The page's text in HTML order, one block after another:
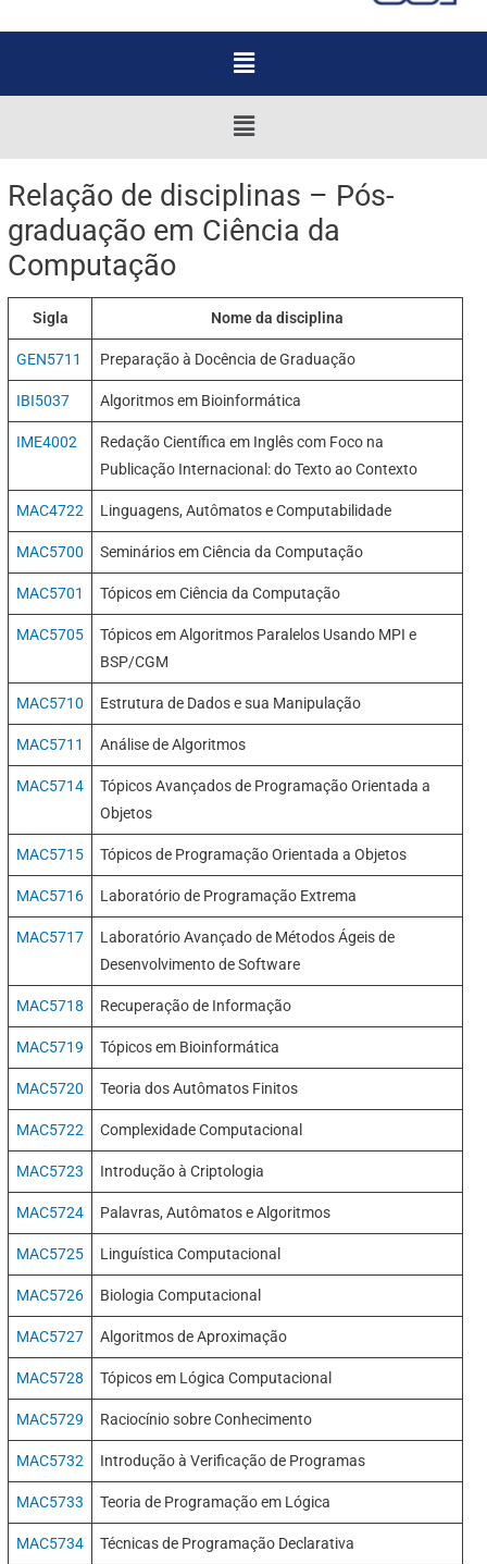
Menu
Menu
Relação de disciplinas – Pós-
graduação em Ciência da
Computação
Sigla Nome da disciplina
GEN5711 Preparação à Docência de Graduação
IBI5037 Algoritmos em Bioinformática
IME4002
Redação Científica em Inglês com Foco na
Publicação Internacional: do Texto ao Contexto
MAC4722 Linguagens, Autômatos e Computabilidade
MAC5700 Seminários em Ciência da Computação
MAC5701 Tópicos em Ciência da Computação
MAC5705
Tópicos em Algoritmos Paralelos Usando MPI e
BSP/CGM
MAC5710 Estrutura de Dados e sua Manipulação
MAC5711 Análise de Algoritmos
MAC5714
Tópicos Avançados de Programação Orientada a
Objetos
MAC5715 Tópicos de Programação Orientada a Objetos
MAC5716 Laboratório de Programação Extrema
MAC5717
Laboratório Avançado de Métodos Ágeis de
Desenvolvimento de Software
MAC5718 Recuperação de Informação
MAC5719 Tópicos em Bioinformática
MAC5720 Teoria dos Autômatos Finitos
MAC5722 Complexidade Computacional
MAC5723 Introdução à Criptologia
MAC5724 Palavras, Autômatos e Algoritmos
MAC5725 Linguística Computacional
MAC5726 Biologia Computacional
MAC5727 Algoritmos de Aproximação
MAC5728 Tópicos em Lógica Computacional
MAC5729 Raciocínio sobre Conhecimento
MAC5732 Introdução à Verificação de Programas
MAC5733 Teoria de Programação em Lógica
MAC5734 Técnicas de Programação Declarativa